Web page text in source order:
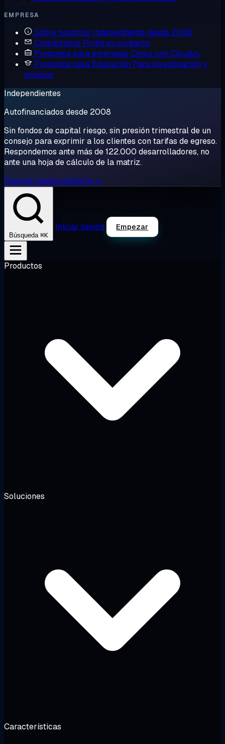
EMPRESA
Sobre nosotros Independiente desde 2008
Contáctanos Ponte en contacto
Programa para empresas Crece con Cloudzy
Programa para Educación Para investigación y
equipos
Independientes
Autofinanciados desde 2008
Sin fondos de capital riesgo, sin presión trimestral de un
consejo para exprimir a los clientes con tarifas de egreso.
Respondemos ante más de 122.000 desarrolladores, no
ante una hoja de cálculo de la matriz.
Conoce nuestra historia →
Búsqueda ⌘K
Iniciar sesión Empezar
Productos
Soluciones
Características